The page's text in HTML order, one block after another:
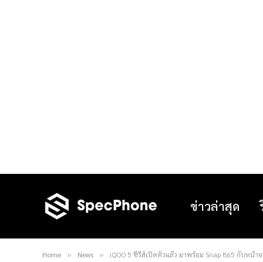
ข่าวล่าสุด
Home » News » iQOO 5 ซีรีส์เปิดตัวแล้ว มาพร้อม Snap 865 กับหน้า